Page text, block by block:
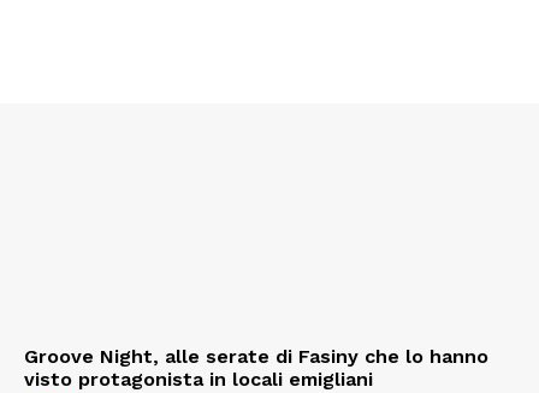
Groove Night, alle serate di Fasiny che lo hanno
visto protagonista in locali emigliani